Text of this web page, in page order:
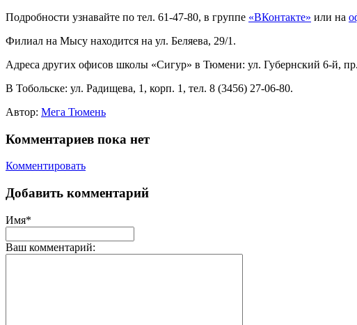
Подробности узнавайте по тел. 61-47-80, в группе «ВКонтакте» или на
Филиал на Мысу находится на ул. Беляева, 29/1.
Адреса других офисов школы «Сигур» в Тюмени: ул. Губернский 6-й,
В Тобольске: ул. Радищева, 1, корп. 1, тел. 8 (3456) 27-06-80.
Автор: Мега Тюмень
Комментариев пока нет
Комментировать
Добавить комментарий
Имя*
Ваш комментарий: